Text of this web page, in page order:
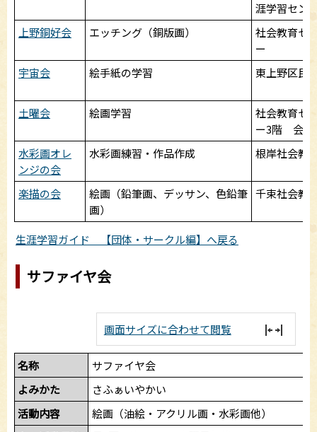
涯学習セン
上野銅好会
エッチング（銅版画）
社会教育セ
ー
宇宙会
絵手紙の学習 東上野区民
土曜会 絵画学習
社会教育セ
ー3階 会議
水彩画オレ
ンジの会
水彩画練習・作品作成 根岸社会教
楽描の会
絵画（鉛筆画、デッサン、色鉛筆
画）
千束社会教
生涯学習ガイド 【団体・サークル編】へ戻る
サファイヤ会
画面サイズに合わせて閲覧
名称
サファイヤ会
よみかた
さふぁいやかい
活動内容
絵画（油絵・アクリル画・水彩画他）